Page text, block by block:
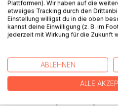
ha anche analizzato i Dieci
una serie d'incongruenze. A un
apparso chiaro che i classici
Bibbia non soddisfano i
squilibrati e non plasmati
onnicomprensivo che è
Basando a questa
biblici erano carenti, è nata
Plattformen). Wir haben auf die
etwaiges Tracking durch den
Einstellung willigst du in die oben
kannst deine Einwilligung (z. B. im
jederzeit mit Wirkung für die Zukunft
ABLEHNEN
ALLE